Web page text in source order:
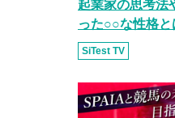
起業家の思考法
った○○な性格
SiTest TV